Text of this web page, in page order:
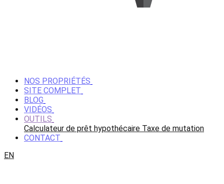
NOS PROPRIÉTÉS
SITE COMPLET
BLOG
VIDÉOS
OUTILS
Calculateur de prêt hypothécaire Taxe de mutation
CONTACT
EN